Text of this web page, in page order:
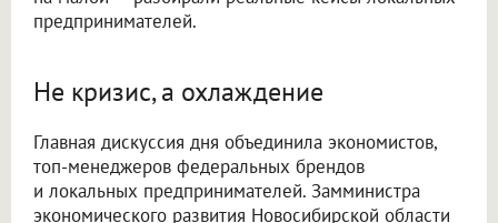
предпринимателей.
Не кризис, а охлаждение
Главная дискуссия дня объединила экономистов,
топ-менеджеров федеральных брендов
и локальных предпринимателей. Замминистра
экономического развития Новосибирской области